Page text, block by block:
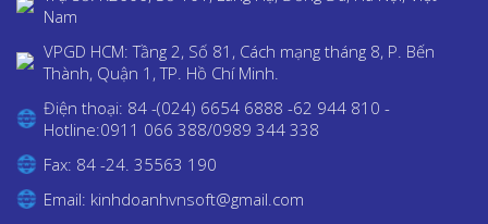
Nam
VPGD HCM: Tầng 2, Số 81, Cách mạng tháng 8, P. Bến
Thành, Quận 1, TP. Hồ Chí Minh.
Điện thoại: 84 -(024) 6654 6888 -62 944 810 -
Hotline:0911 066 388/0989 344 338
Fax: 84 -24. 35563 190
Email: kinhdoanhvnsoft@gmail.com